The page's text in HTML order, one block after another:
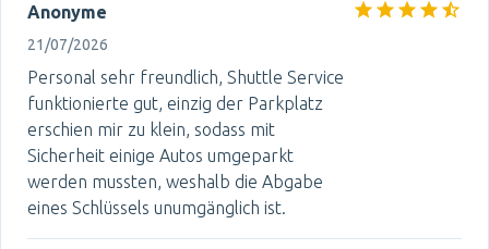
Anonyme
21/07/2026
Personal sehr freundlich, Shuttle Service
funktionierte gut, einzig der Parkplatz
erschien mir zu klein, sodass mit
Sicherheit einige Autos umgeparkt
werden mussten, weshalb die Abgabe
eines Schlüssels unumgänglich ist.